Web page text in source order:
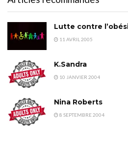
Lutte contre
11 AVRIL 2005
K.Sandra
10 JANVIER 2004
Nina Roberts
8 SEPTEMBRE 2004